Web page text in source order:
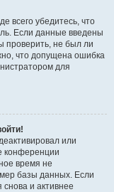
всего убедитесь, что
Если данные введены
проверить, не был ли
что допущена ошибка
для
или
конференции
время не
базы данных. Если
и активнее